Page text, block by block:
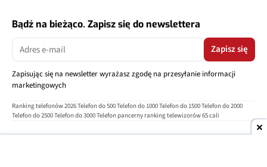
Bądź na bieżąco. Zapisz się do newslettera
Zapisz się
Zapisując się na newsletter wyrażasz zgodę na przesyłanie informacji
marketingowych
Ranking telefonów 2026Telefon do 500Telefon do 1000Telefon do 1500Telefon do 2000
Telefon do 2500Telefon do 3000Telefon pancerny ranking telewizorów 65 cali